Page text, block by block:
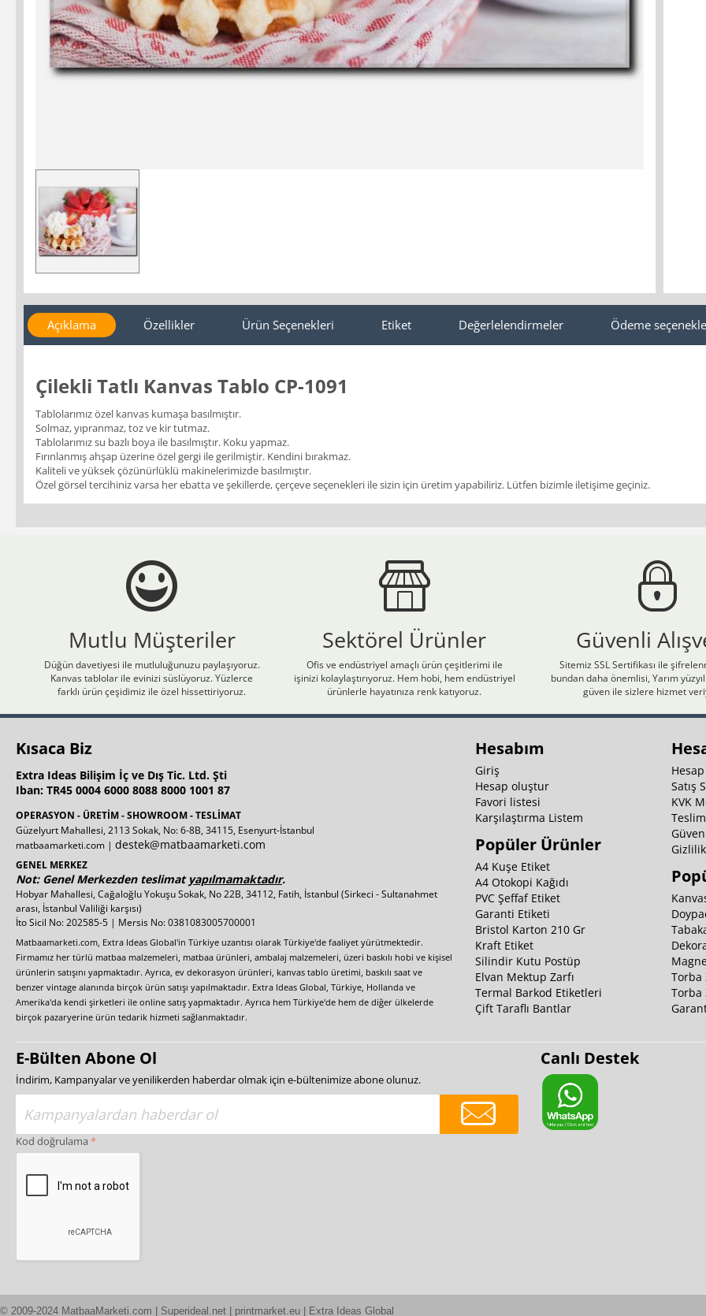
Açıklama Özellikler Ürün Seçenekleri Etiket Değerlelendirmeler Ödeme
Çilekli Tatlı Kanvas Tablo CP-1091
Tablolarımız özel kanvas kumaşa basılmıştır.
Solmaz, yıpranmaz, toz ve kir tutmaz.
Tablolarımız su bazlı boya ile basılmıştır. Koku yapmaz.
Fırınlanmış ahşap üzerine özel gergi ile gerilmiştir. Kendini bırakmaz.
Kaliteli ve yüksek çözünürlüklü makinelerimizde basılmıştır.
Özel görsel tercihiniz varsa her ebatta ve şekillerde, çerçeve seçenekleri ile sizin için üretim yapabiliriz. Lütfen bizimle iletişime geçiniz.
Mutlu Müşteriler
Düğün davetiyesi ile mutluluğunuzu paylaşıyoruz.
Kanvas tablolar ile evinizi süslüyoruz. Yüzlerce
farklı ürün çeşidimiz ile özel hissettiriyoruz.
Sektörel Ürünler
Ofis ve endüstriyel amaçlı ürün çeşitlerimi ile
işinizi kolaylaştırıyoruz. Hem hobi, hem endüstriyel
ürünlerle hayatınıza renk katıyoruz.
Güvenli
Sitemiz SSL Sertifikası ile
bundan daha önemlisi, Yarım
güven ile sizlere hizmet
Kısaca Biz
Extra Ideas Bilişim İç ve Dış Tic. Ltd. Şti
Iban: TR45 0004 6000 8088 8000 1001 87
OPERASYON - ÜRETİM - SHOWROOM - TESLİMAT
Güzelyurt Mahallesi, 2113 Sokak, No: 6-8B, 34115, Esenyurt-İstanbul
matbaamarketi.com | destek@matbaamarketi.com
GENEL MERKEZ
Not: Genel Merkezden teslimat yapılmamaktadır.
Hobyar Mahallesi, Cağaloğlu Yokuşu Sokak, No 22B, 34112, Fatih, İstanbul (Sirkeci - Sultanahmet
arası, İstanbul Valiliği karşısı)
İto Sicil No: 202585-5 | Mersis No: 0381083005700001
Matbaamarketi.com, Extra Ideas Global'in Türkiye uzantısı olarak Türkiye'de faaliyet yürütmektedir.
Firmamız her türlü matbaa malzemeleri, matbaa ürünleri, ambalaj malzemeleri, üzeri baskılı hobi ve kişisel
ürünlerin satışını yapmaktadır. Ayrıca, ev dekorasyon ürünleri, kanvas tablo üretimi, baskılı saat ve
benzer vintage alanında birçok ürün satışı yapılmaktadır. Extra Ideas Global, Türkiye, Hollanda ve
Amerika'da kendi şirketleri ile online satış yapmaktadır. Ayrıca hem Türkiye'de hem de diğer ülkelerde
birçok pazaryerine ürün tedarik hizmeti sağlanmaktadır.
Hesabım
Giriş
Hesap oluştur
Favori listesi
Karşılaştırma Listem
Popüler Ürünler
A4 Kuşe Etiket
A4 Otokopi Kağıdı
PVC Şeffaf Etiket
Garanti Etiketi
Bristol Karton 210 Gr
Kraft Etiket
Silindir Kutu Postüp
Elvan Mektup Zarfı
Termal Barkod Etiketleri
Çift Taraflı Bantlar
Satış
KVK
Gizlilik
Torba
Torba
E-Bülten Abone Ol
İndirim, Kampanyalar ve yenilikerden haberdar olmak için e-bültenimize abone olunuz.
Kod doğrulama
Canlı Destek
© 2009-2024 MatbaaMarketi.com | Superideal.net | printmarket.eu | Extra Ideas Global